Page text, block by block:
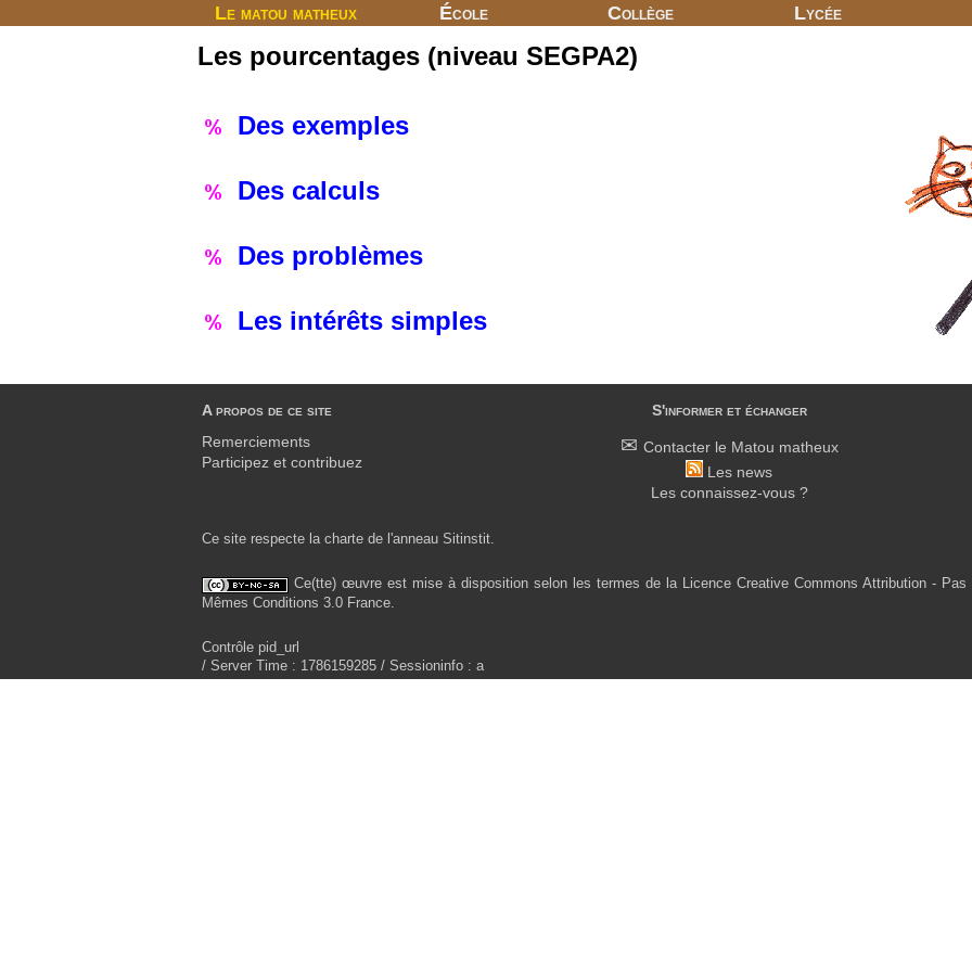
Le matou matheux École Collège Lycée
Les pourcentages (niveau SEGPA2)
Des exemples
Des calculs
Des problèmes
Les intérêts simples
A propos de ce site
Remerciements
Participez et contribuez
S'informer et échanger
Contacter le Matou matheux
Les news
Les connaissez-vous ?
Ce site respecte la charte de l'anneau Sitinstit.
Ce(tte) œuvre est mise à disposition selon les termes de la Licence Creative Commons Attribution - Pas
Mêmes Conditions 3.0 France.
Contrôle pid_url
/ Server Time : 1786159285 / Sessioninfo : a